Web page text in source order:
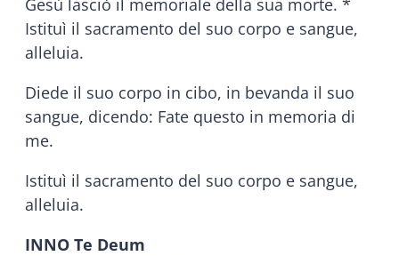
Gesù lasciò il memoriale della sua morte. *
Istituì il sacramento del suo corpo e sangue,
alleluia.
Diede il suo corpo in cibo, in bevanda il suo
sangue, dicendo: Fate questo in memoria di
me.
Istituì il sacramento del suo corpo e sangue,
alleluia.
INNO Te Deum